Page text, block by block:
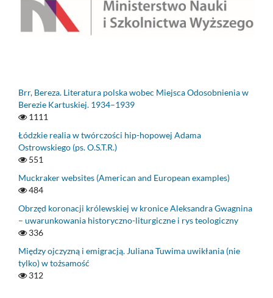
Brr, Bereza. Literatura polska wobec Miejsca Odosobnienia w
Berezie Kartuskiej. 1934–1939
1111
Łódzkie realia w twórczości hip-hopowej Adama
Ostrowskiego (ps. O.S.T.R.)
551
Muckraker websites (American and European examples)
484
Obrzęd koronacji królewskiej w kronice Aleksandra Gwagnina
– uwarunkowania historyczno-liturgiczne i rys teologiczny
336
Między ojczyzną i emigracją. Juliana Tuwima uwikłania (nie
tylko) w tożsamość
312